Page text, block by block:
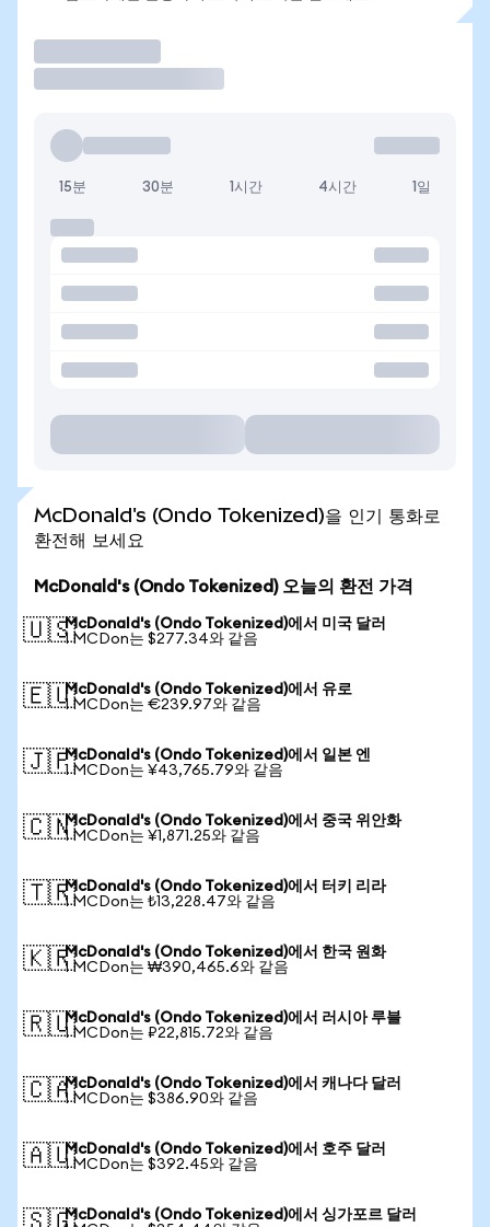
15분 30분 1시간 4시간 1일
McDonald's (Ondo Tokenized)을 인기 통화로
환전해 보세요
McDonald's (Ondo Tokenized) 오늘의 환전 가격
🇺🇸McDonald's (Ondo Tokenized)에서 미국 달러
1 MCDon는 $277.34와 같음
🇪🇺McDonald's (Ondo Tokenized)에서 유로
1 MCDon는 €239.97와 같음
🇯🇵McDonald's (Ondo Tokenized)에서 일본 엔
1 MCDon는 ¥43,765.79와 같음
🇨🇳McDonald's (Ondo Tokenized)에서 중국 위안화
1 MCDon는 ¥1,871.25와 같음
🇹🇷McDonald's (Ondo Tokenized)에서 터키 리라
1 MCDon는 ₺13,228.47와 같음
🇰🇷McDonald's (Ondo Tokenized)에서 한국 원화
1 MCDon는 ₩390,465.6와 같음
🇷🇺McDonald's (Ondo Tokenized)에서 러시아 루블
1 MCDon는 ₽22,815.72와 같음
🇨🇦McDonald's (Ondo Tokenized)에서 캐나다 달러
1 MCDon는 $386.90와 같음
🇦🇺McDonald's (Ondo Tokenized)에서 호주 달러
1 MCDon는 $392.45와 같음
McDonald's (Ondo Tokenized)에서 싱가포르 달러